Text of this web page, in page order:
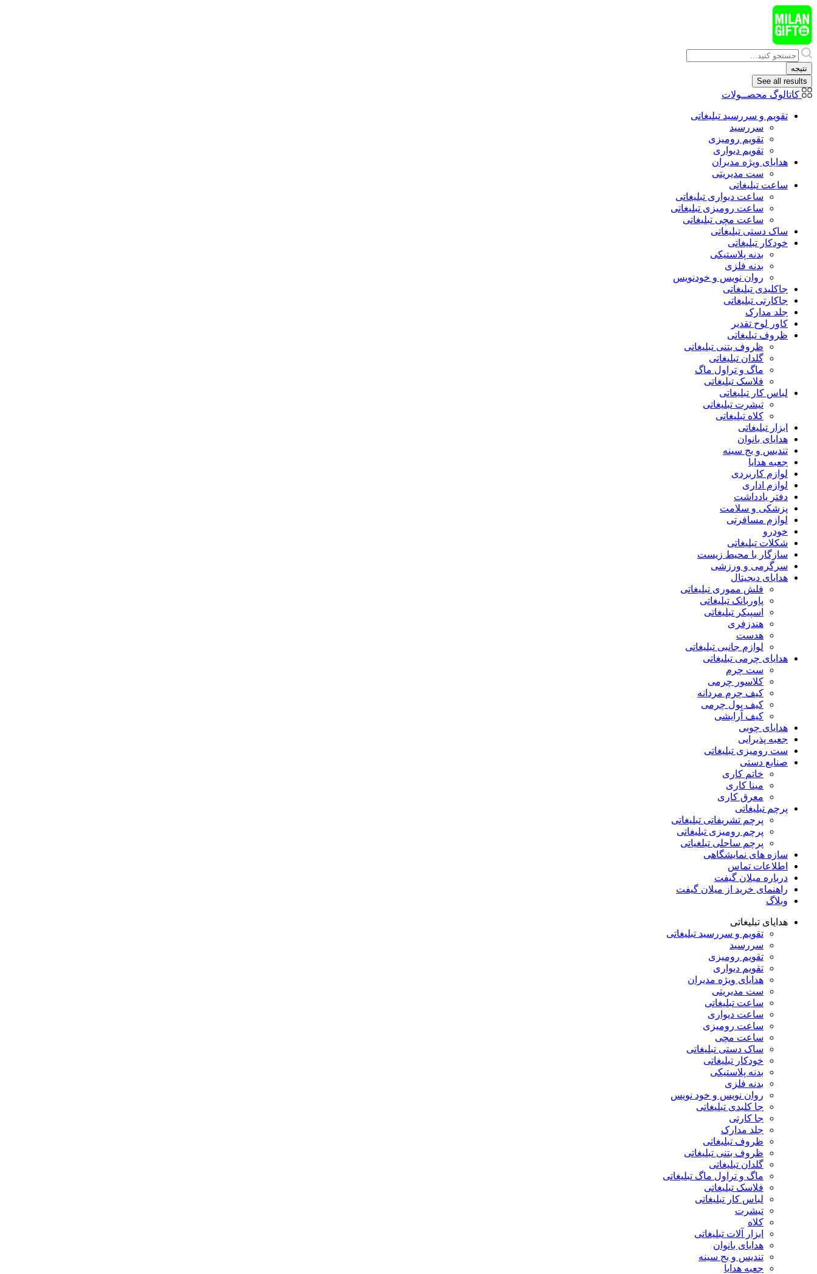
پرش
به
محتوا
Search
...
نتیجه
See all results
کاتالوگ محصــولات
تقویم و سررسید تبلیغاتی
سررسید
تقویم رومیزی
تقویم دیواری
هدایای ويژه مدیران
ست مدیریتی
ساعت تبلیغاتی
ساعت دیواری تبلیغاتی
ساعت رومیزی تبلیغاتی
ساعت مچی تبلیغاتی
ساک دستی تبلیغاتی
خودکار تبلیغاتی
بدنه پلاستیکی
بدنه فلزی
روان نویس و خودنویس
جاکلیدی تبلیغاتی
جاکارتی تبلیغاتی
جلد مدارک
کاور لوح تقدیر
ظروف تبلیغاتی
ظروف بتنی تبلیغاتی
گلدان تبلیغاتی
ماگ و تراول ماگ
فلاسک تبلیغاتی
لباس کار تبلیغاتی
تیشرت تبلیغاتی
کلاه تبلیغاتی
ابزار تبلیغاتی
هدایای بانوان
تندیس و بج سینه
جعبه هدایا
لوازم کاربردی
لوازم اداری
دفتر یادداشت
پزشکی و سلامت
لوازم مسافرتی
خودرو
شکلات تبلیغاتی
سازگار با محیط زیست
سرگرمی و ورزشی
هدایای دیجیتال
فلش مموری تبلیغاتی
پاوربانک تبلیغاتی
اسپیکر تبلیغاتی
هندزفری
هدست
لوازم جانبی تبلیغاتی
هدایای چرمی تبلیغاتی
ست چرم
کلاسور چرمی
کیف چرم مردانه
کیف پول چرمی
کیف آرایشی
هدایای چوبی
جعبه پذیرایی
ست رومیزی تبلیغاتی
صنایع دستی
خاتم کاری
مینا کاری
معرق کاری
پرچم تبلیغاتی
پرچم تشریفاتی تبلیغاتی
پرچم رومیزی تبلیغاتی
پرچم ساحلی تبلغیاتی
سازه های نمایشگاهی
اطلاعات تماس
درباره میلان گیفت
راهنمای خرید از میلان گیفت
وبلاگ
هدایای تبلیغاتی
تقویم و سررسید تبلیغاتی
سررسید
تقویم رومیزی
تقویم دیواری
هدایای ویژه مدیران
ست مدیریتی
ساعت تبلیغاتی
ساعت دیواری
ساعت رومیزی
ساعت مچی
ساک دستی تبلیغاتی
خودکار تبلیغاتی
بدنه پلاستیکی
بدنه فلزی
روان نویس و خود نویس
جا کلیدی تبلیغاتی
جا کارتی
جلد مدارک
ظروف تبلیغاتی
ظروف بتنی تبلیغاتی
گلدان تبلیغاتی
ماگ و تراول ماگ تبلیغاتی
فلاسک تبلیغاتی
لباس کار تبلیغاتی
تیشرت
کلاه
ابزار آلات تبلیغاتی
هدایای بانوان
تندیس و بج سینه
جعبه هدایا